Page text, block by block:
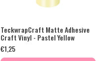
TeckwrapCraft Matte Adhesive
Craft Vinyl - Pastel Yellow
€1,25